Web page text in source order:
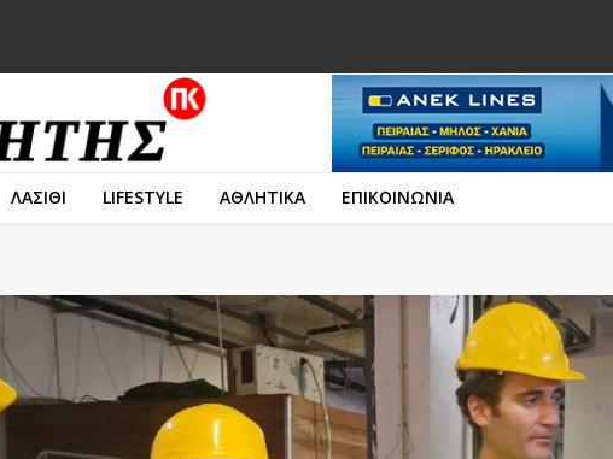
ΛΑΣΙΘΙ LIFESTYLE ΑΘΛΗΤΙΚΑ ΕΠΙΚΟΙΝΩΝΙΑ